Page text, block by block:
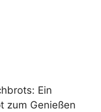
Ein
zum Genießen